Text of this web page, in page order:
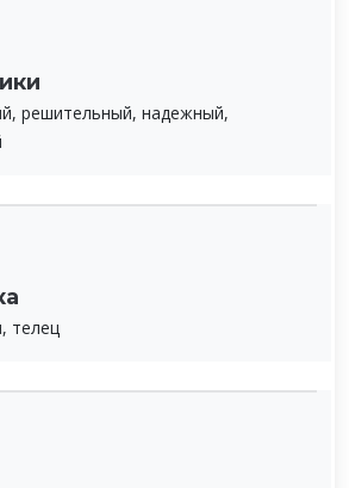
решительный, надежный,
телец